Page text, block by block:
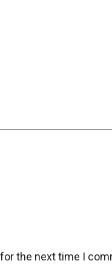
the next time I